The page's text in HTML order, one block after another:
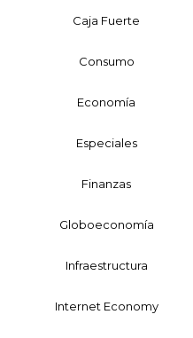
Caja Fuerte
Consumo
Economía
Especiales
Finanzas
Globoeconomía
Infraestructura
Internet Economy